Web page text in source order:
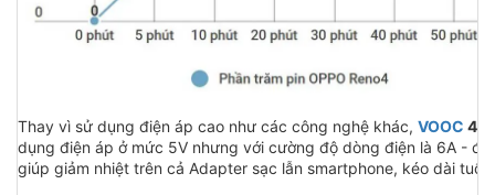
Thay vì sử dụng điện áp cao như các công nghệ khác, VOOC 4.0
dụng điện áp ở mức 5V nhưng với cường độ dòng điện là 6A -
giúp giảm nhiệt trên cả Adapter sạc lẫn smartphone, kéo dài tuổi